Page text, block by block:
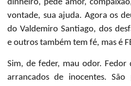
dinheiro, pede amor,
vontade, sua ajuda. Agora os
do Valdemiro Santiago, dos
e outros também tem fé, mas é
Sim, de feder, mau odor. Fedor
arrancados de inocentes. São